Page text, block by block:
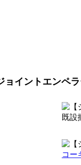
イントエンペラ
既設
コー